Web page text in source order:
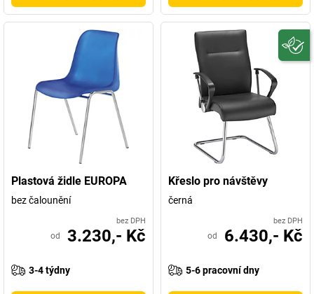
Plastová židle EUROPA
bez čalounění
bez DPH
od 3.230,- Kč
3-4 týdny
Křeslo pro návštěvy
černá
bez DPH
od 6.430,- Kč
5-6 pracovní dny